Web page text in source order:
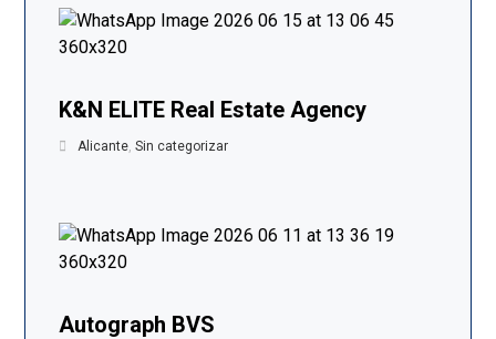
K&N ELITE Real Estate Agency
Alicante,Sin categorizar
Autograph BVS